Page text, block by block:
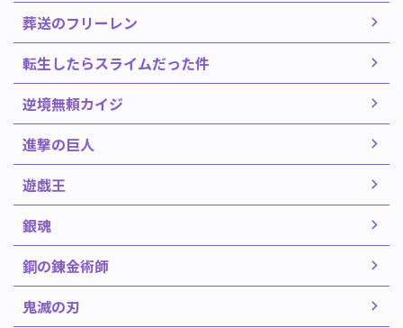
葬送のフリーレン
転生したらスライムだった件
逆境無頼カイジ
進撃の巨人
遊戯王
銀魂
鋼の錬金術師
鬼滅の刃